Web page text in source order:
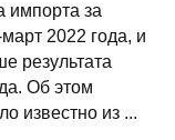
импорта за
2022 года, и
результата
Об этом
известно из ...